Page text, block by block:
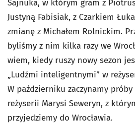
Sajnuka, w którym gram z
Justyną Fabisiak, z Czarkiem
zmianę z Michałem Rolnickim.
byliśmy z nim kilka razy we
wiem, kiedy ruszy nowy sezon
„Ludźmi inteligentnymi” w
W październiku zaczynamy
reżyserii Marysi Seweryn, z
przyjedziemy do Wrocławia.